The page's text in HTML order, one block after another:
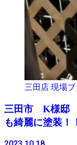
三田店 現場
三田市 K様邸
も綺麗に塗装！